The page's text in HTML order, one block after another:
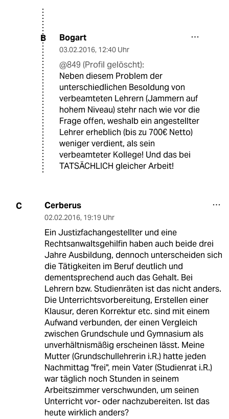
B Bogart
03.02.2016, 12:40 Uhr
@849 (Profil gelöscht):
Neben diesem Problem der
unterschiedlichen Besoldung von
verbeamteten Lehrern (Jammern auf
hohem Niveau) stehr nach wie vor die
Frage offen, weshalb ein angestellter
Lehrer erheblich (bis zu 700€ Netto)
weniger verdient, als sein
verbeamteter Kollege! Und das bei
TATSÄCHLICH gleicher Arbeit!
C Cerberus
02.02.2016, 19:19 Uhr
Ein Justizfachangestellter und eine
Rechtsanwaltsgehilfin haben auch beide drei
Jahre Ausbildung, dennoch unterscheiden sich
die Tätigkeiten im Beruf deutlich und
dementsprechend auch das Gehalt. Bei
Lehrern bzw. Studienräten ist das nicht anders.
Die Unterrichtsvorbereitung, Erstellen einer
Klausur, deren Korrektur etc. sind mit einem
Aufwand verbunden, der einen Vergleich
zwischen Grundschule und Gymnasium als
unverhältnismäßig erscheinen lässt. Meine
Mutter (Grundschullehrerin i.R.) hatte jeden
Nachmittag "frei", mein Vater (Studienrat i.R.)
war täglich noch Stunden in seinem
Arbeitszimmer verschwunden, um seinen
Unterricht vor- oder nachzubereiten. Ist das
heute wirklich anders?